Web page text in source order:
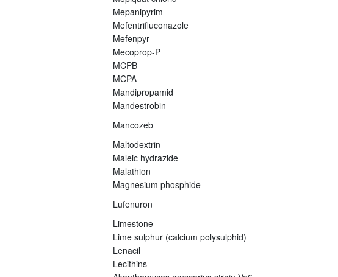
Mepanipyrim
Mefentrifluconazole
Mefenpyr
Mecoprop-P
MCPB
MCPA
Mandipropamid
Mandestrobin
Mancozeb
Maltodextrin
Maleic hydrazide
Malathion
Magnesium phosphide
Lufenuron
Limestone
Lime sulphur (calcium polysulphid)
Lenacil
Lecithins